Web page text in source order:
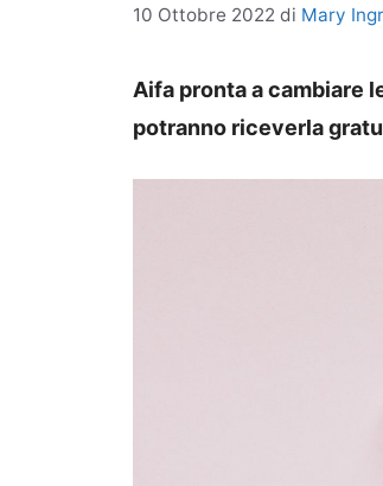
10 Ottobre 2022 di Mary
Aifa pronta a cambiare
potranno riceverla